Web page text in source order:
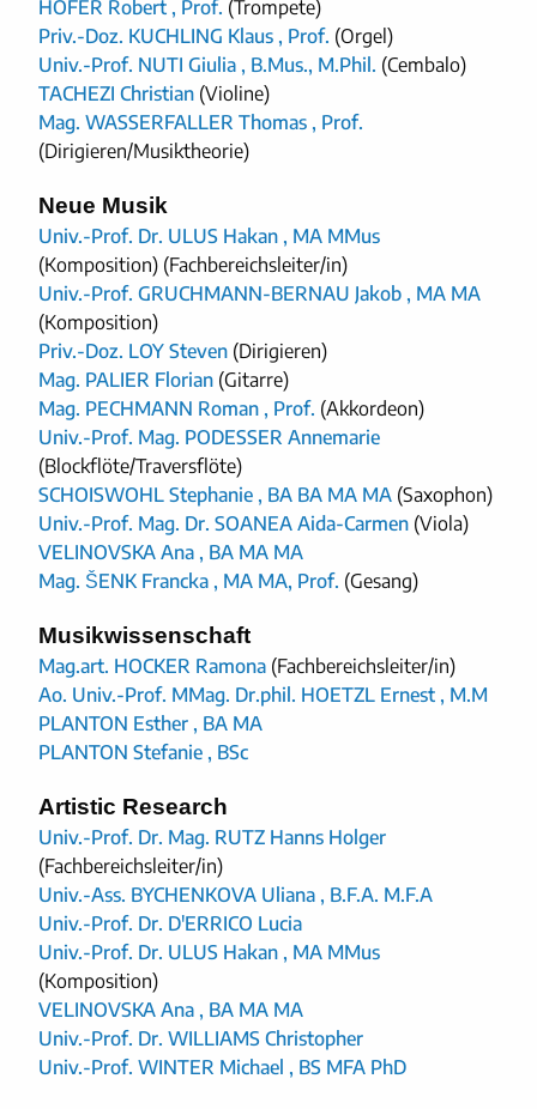
HOFER Robert , Prof. (Trompete)
Priv.-Doz. KUCHLING Klaus , Prof. (Orgel)
Univ.-Prof. NUTI Giulia , B.Mus., M.Phil. (Cembalo)
TACHEZI Christian (Violine)
Mag. WASSERFALLER Thomas , Prof.
(Dirigieren/Musiktheorie)
Neue Musik
Univ.-Prof. Dr. ULUS Hakan , MA MMus
(Komposition) (Fachbereichsleiter/in)
Univ.-Prof. GRUCHMANN-BERNAU Jakob , MA MA
(Komposition)
Priv.-Doz. LOY Steven (Dirigieren)
Mag. PALIER Florian (Gitarre)
Mag. PECHMANN Roman , Prof. (Akkordeon)
Univ.-Prof. Mag. PODESSER Annemarie
(Blockflöte/Traversflöte)
SCHOISWOHL Stephanie , BA BA MA MA (Saxophon)
Univ.-Prof. Mag. Dr. SOANEA Aida-Carmen (Viola)
VELINOVSKA Ana , BA MA MA
Mag. ŠENK Francka , MA MA, Prof. (Gesang)
Musikwissenschaft
Mag.art. HOCKER Ramona (Fachbereichsleiter/in)
Ao. Univ.-Prof. MMag. Dr.phil. HOETZL Ernest , M.M
PLANTON Esther , BA MA
PLANTON Stefanie , BSc
Artistic Research
Univ.-Prof. Dr. Mag. RUTZ Hanns Holger
(Fachbereichsleiter/in)
Univ.-Ass. BYCHENKOVA Uliana , B.F.A. M.F.A
Univ.-Prof. Dr. D'ERRICO Lucia
Univ.-Prof. Dr. ULUS Hakan , MA MMus
(Komposition)
VELINOVSKA Ana , BA MA MA
Univ.-Prof. Dr. WILLIAMS Christopher
Univ.-Prof. WINTER Michael , BS MFA PhD